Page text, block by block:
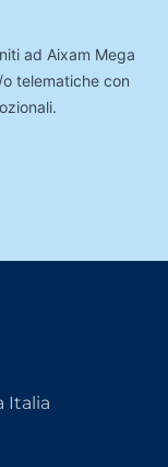
ad Aixam Mega
telematiche con
Italia